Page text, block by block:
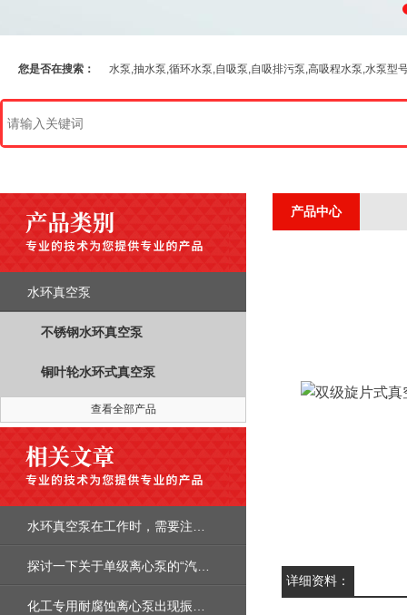
您是否在搜索： 水泵,抽水泵,循环水泵,自吸泵,自吸排污泵,高吸程水泵,水泵型
水环真空泵
不锈钢水环真空泵
铜叶轮水环式真空泵
查看全部产品
水环真空泵在工作时，需要注意的几个方面
探讨一下关于单级离心泵的“汽蚀问题”
化工专用耐腐蚀离心泵出现振动的故障,有哪些原因造成
产品中心
详细资料：